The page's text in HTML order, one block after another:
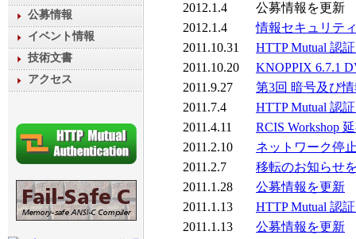
公募情報
イベント情報
技術文書
アクセス
2012.1.4
公募情報を更新
2012.1.4
情報セキュリテ
2011.10.31
HTTP Mutual 認
2011.10.20
KNOPPIX 6.7.1
2011.9.27
第3回 暗号及び
2011.7.4
HTTP Mutual 認
2011.4.11
RCIS Workshop
2011.2.10
ネットワーク停
2011.2.7
移転のお知らせ
2011.1.28
公募情報を更新
2011.1.13
HTTP Mutual 認
2011.1.13
公募情報を更新